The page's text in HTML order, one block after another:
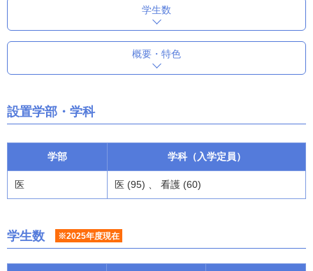
学生数
概要・特色
設置学部・学科
学部 学科（入学定員）
医 医 (95) 、 看護 (60)
学生数 ※2025年度現在